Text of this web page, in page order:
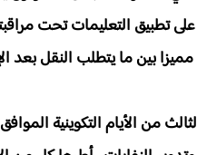
تطبيق التعليمات تحت
بين ما يتطلب النقل بعد